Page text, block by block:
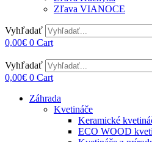
Zľava VIANOCE
Vyhľadať
0,00€ 0 Cart
Vyhľadať
0,00€ 0 Cart
Záhrada
Kvetináče
Keramické
ECO WOOD